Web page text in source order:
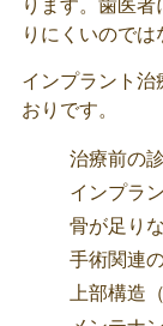
ります。歯医
りにくいのでは
インプラント治
おりです。
治療前の
インプラ
骨が足り
手術関連
上部構造